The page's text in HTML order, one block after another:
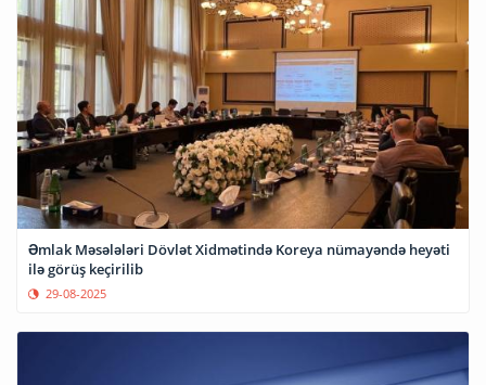
Əmlak Məsələləri Dövlət Xidmətində Koreya nümayəndə heyəti
ilə görüş keçirilib
29-08-2025